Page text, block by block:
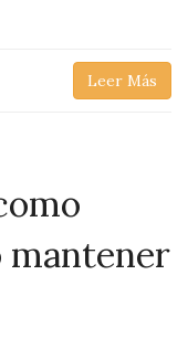
Leer Más
mantener